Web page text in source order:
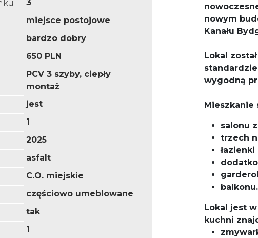
3
miejsce postojowe
bardzo dobry
650 PLN
PCV 3 szyby, ciepły
montaż
jest
1
2025
asfalt
C.O. miejskie
częściowo umeblowane
tak
1
nowym
Kanału
Lokal
wygodną
Mieszkanie
salonu
trzech
balkonu.
Lokal jest
kuchni